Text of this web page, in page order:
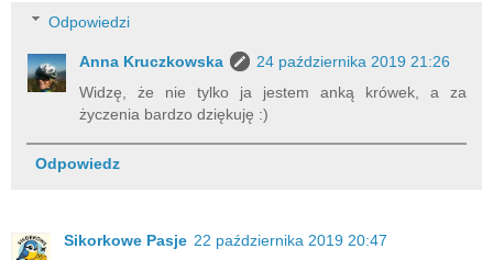
Odpowiedzi
Anna Kruczkowska
24 października 2019 21:26
Widzę, że nie tylko ja jestem anką krówek, a za
życzenia bardzo dziękuję :)
Odpowiedz
Sikorkowe Pasje 22 października 2019 20:47